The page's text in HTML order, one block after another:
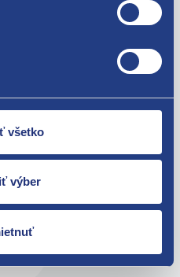
všetko
výber
pošleme náhradu.